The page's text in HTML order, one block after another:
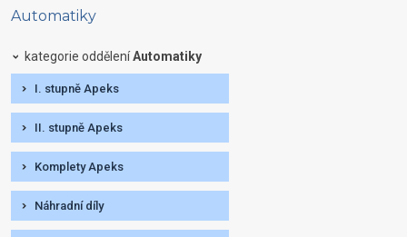
Automatiky
kategorie odděleníAutomatiky
I. stupně Apeks
II. stupně Apeks
Komplety Apeks
Náhradní díly